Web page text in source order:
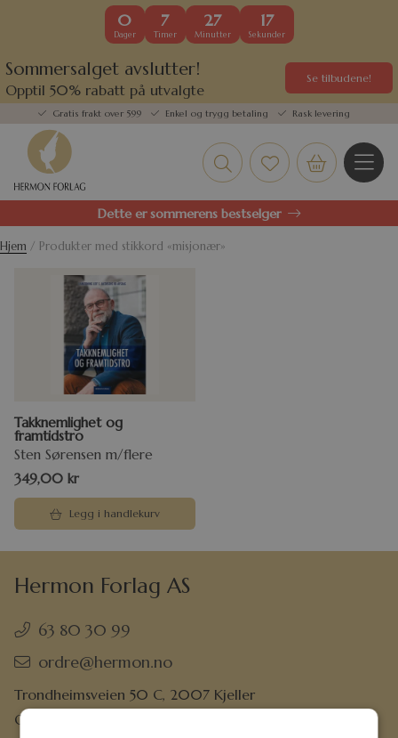
0
Dager
7
Timer
27
Minutter
17
Sekunder
Sommersalget avslutter!
Opptil 50% rabatt på utvalgte
kundefavoritter
Se tilbudene!
Gratis frakt over 599 Enkel og trygg betaling Rask levering
Dette er sommerens bestselger
Hjem / Produkter med stikkord «misjonær»
Takknemlighet og
framtidstro
Sten Sørensen m/flere
349,00 kr
Legg i handlekurv
Hermon Forlag AS
63 80 30 99
ordre@hermon.no
Trondheimsveien 50 C, 2007 Kjeller
Org.nr. 889 204 982